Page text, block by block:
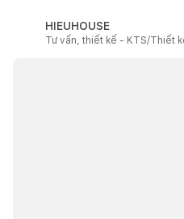
HIEUHOUSE
Tư vấn, thiết kế - KTS/Thiết